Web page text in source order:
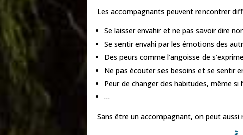
Les accompagnants peuvent rencontrer
Se laisser envahir et ne pas savoir dire
Se sentir envahi par les émotions des
Des peurs comme l’angoisse de
Ne pas écouter ses besoins et se sentir
Peur de changer des habitudes, même si
…
Sans être un accompagnant, on peut